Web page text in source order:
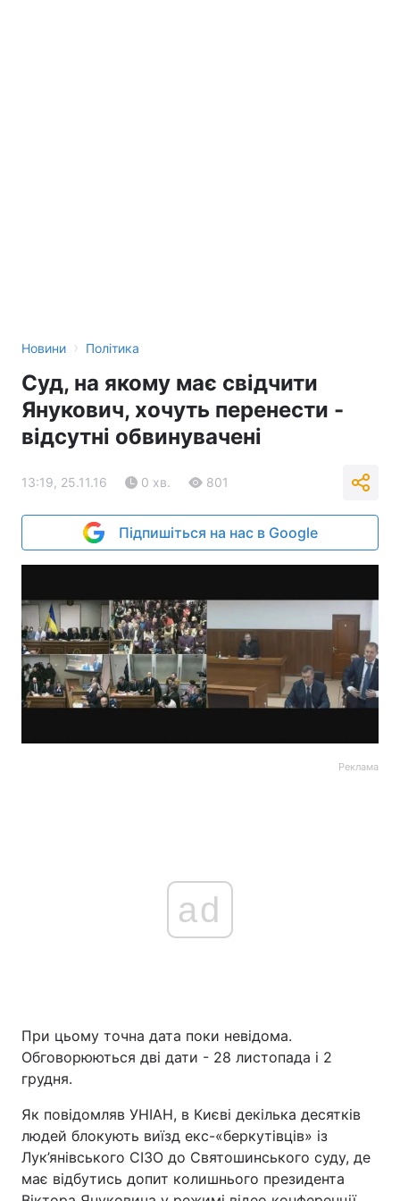
Новини › Політика
Суд, на якому має свідчити
Янукович, хочуть перенести -
відсутні обвинувачені
13:19, 25.11.16 0 хв. 801
Підпишіться на нас в Google
Реклама
ad
При цьому точна дата поки невідома.
Обговорюються дві дати - 28 листопада і 2
грудня.
Як повідомляв УНІАН, в Києві декілька десятків
людей блокують виїзд екс-«беркутівців» із
Лук’янівського СІЗО до Святошинського суду, де
має відбутись допит колишнього президента